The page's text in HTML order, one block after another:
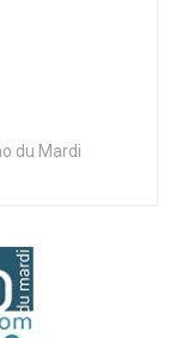
du Mardi